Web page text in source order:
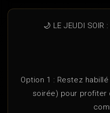
🌙 LE JEUDI SOIR
Option 1 : Restez
soirée) pour profiter